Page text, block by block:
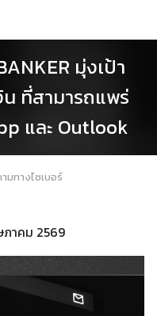
มุ่งเป้า
ที่สามารถแพร่
และ Outlook
มทางไซเบอร์
ภาคม 2569